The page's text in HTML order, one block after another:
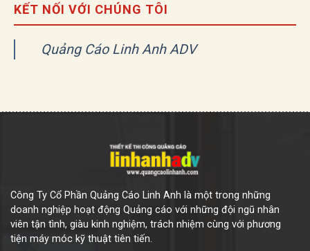
KẾT NỐI VỚI CHÚNG TÔI
Quảng Cáo Linh Anh ADV
Công Ty Cổ Phần Quảng Cáo Linh Anh là một trong những
doanh nghiệp hoạt động Quảng cáo với những đội ngũ nhân
viên tận tình, giàu kinh nghiệm, trách nhiệm cùng với phương
tiện máy móc kỹ thuật tiên tiến.